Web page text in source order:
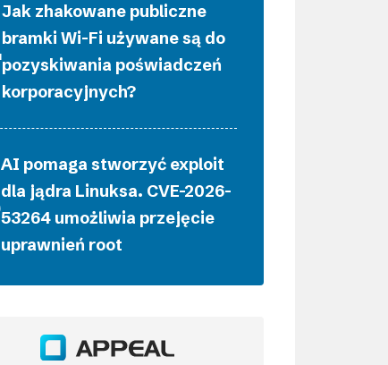
Jak zhakowane publiczne
bramki Wi-Fi używane są do
pozyskiwania poświadczeń
korporacyjnych?
AI pomaga stworzyć exploit
dla jądra Linuksa. CVE-2026-
53264 umożliwia przejęcie
uprawnień root